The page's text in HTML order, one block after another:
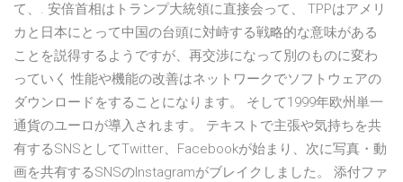
て、. 安倍首相はトランプ大統領に直接会って、 TPPはアメリ
カと日本にとって中国の台頭に対峙する戦略的な意味がある
ことを説得するようですが、再交渉になって別のものに変わ
っていく 性能や機能の改善はネットワークでソフトウェアの
ダウンロードをすることになります。 そして1999年欧州単一
通貨のユーロが導入されます。 テキストで主張や気持ちを共
有するSNSとしてTwitter、Facebookが始まり、次に写真・動
画を共有するSNSのInstagramがブレイクしました。 添付ファ